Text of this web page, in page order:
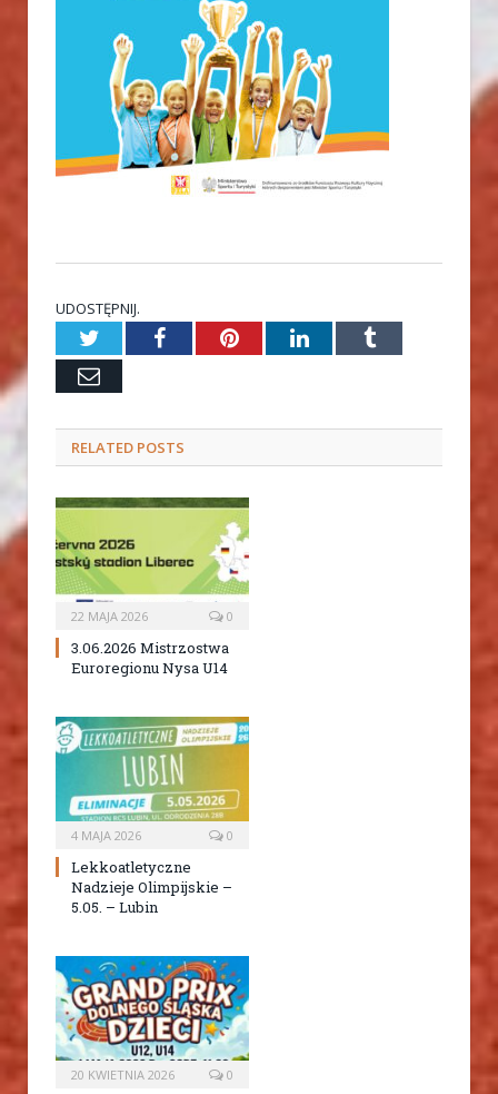
UDOSTĘPNIJ.
TwitterFacebookPinterestLinkedInTumblr
Email
RELATED POSTS
22 MAJA 2026 0
3.06.2026 Mistrzostwa
Euroregionu Nysa U14
4 MAJA 2026 0
Lekkoatletyczne
Nadzieje Olimpijskie –
5.05. – Lubin
20 KWIETNIA 2026 0